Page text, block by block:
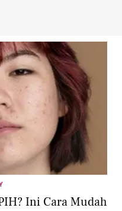
Ini Cara Mudah